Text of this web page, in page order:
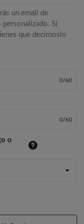
un email de
Si
que decírnoslo
0/60
0/60
o